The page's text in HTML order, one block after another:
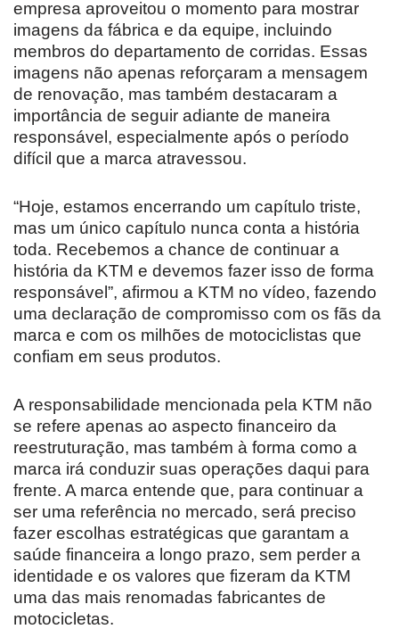
empresa aproveitou o momento para mostrar
imagens da fábrica e da equipe, incluindo
membros do departamento de corridas. Essas
imagens não apenas reforçaram a mensagem
de renovação, mas também destacaram a
importância de seguir adiante de maneira
responsável, especialmente após o período
difícil que a marca atravessou.
“Hoje, estamos encerrando um capítulo triste,
mas um único capítulo nunca conta a história
toda. Recebemos a chance de continuar a
história da KTM e devemos fazer isso de forma
responsável”, afirmou a KTM no vídeo, fazendo
uma declaração de compromisso com os fãs da
marca e com os milhões de motociclistas que
confiam em seus produtos.
A responsabilidade mencionada pela KTM não
se refere apenas ao aspecto financeiro da
reestruturação, mas também à forma como a
marca irá conduzir suas operações daqui para
frente. A marca entende que, para continuar a
ser uma referência no mercado, será preciso
fazer escolhas estratégicas que garantam a
saúde financeira a longo prazo, sem perder a
identidade e os valores que fizeram da KTM
uma das mais renomadas fabricantes de
motocicletas.